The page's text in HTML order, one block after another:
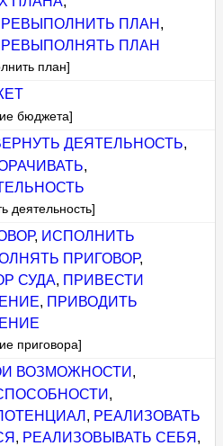
ПЛАН ,
ПЛАН
план]
бюджета]
ДЕЯТЕЛЬНОСТЬ,
,
деятельность]
, ИСПОЛНИТЬ
ПРИГОВОР,
СУДА, ПРИВЕСТИ
, ПРИВОДИТЬ
приговора]
ВОЗМОЖНОСТИ ,
,
, РЕАЛИЗОВАТЬ
, РЕАЛИЗОВЫВАТЬ СЕБЯ ,